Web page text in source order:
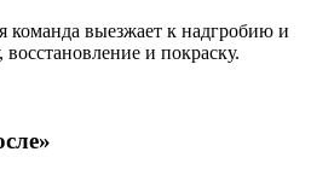
команда выезжает к надгробию и
и покраску.